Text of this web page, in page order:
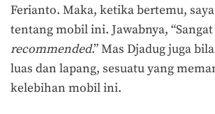
Ferianto. Maka, ketika bertemu,
tentang mobil ini. Jawabnya, “Sangat
recommended.” Mas Djadug juga
luas dan lapang, sesuatu yang
kelebihan mobil ini.